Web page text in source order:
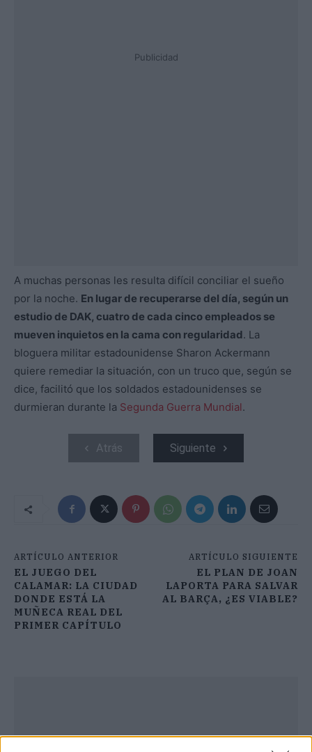
Publicidad
A muchas personas les resulta difícil conciliar el sueño
por la noche. En lugar de recuperarse del día, según un
estudio de DAK, cuatro de cada cinco empleados se
mueven inquietos en la cama con regularidad. La
bloguera militar estadounidense Sharon Ackermann
quiere remediar la situación, con un truco que, según se
dice, facilitó que los soldados estadounidenses se
durmieran durante la Segunda Guerra Mundial.
Atrás Siguiente
ARTÍCULO ANTERIOR
EL JUEGO DEL
CALAMAR: LA CIUDAD
DONDE ESTÁ LA
MUÑECA REAL DEL
PRIMER CAPÍTULO
ARTÍCULO SIGUIENTE
EL PLAN DE JOAN
LAPORTA PARA SALVAR
AL BARÇA, ¿ES VIABLE?